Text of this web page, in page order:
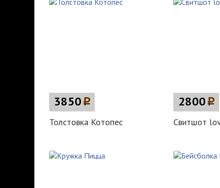
3850p
Толстовка Котопес
2800p
Свитшот